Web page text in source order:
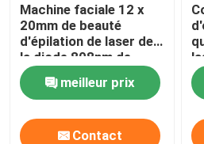
Machine faciale 12 x
20mm de beauté
d'épilation de laser de
la diode 808nm de
dames
meilleur prix
Contact